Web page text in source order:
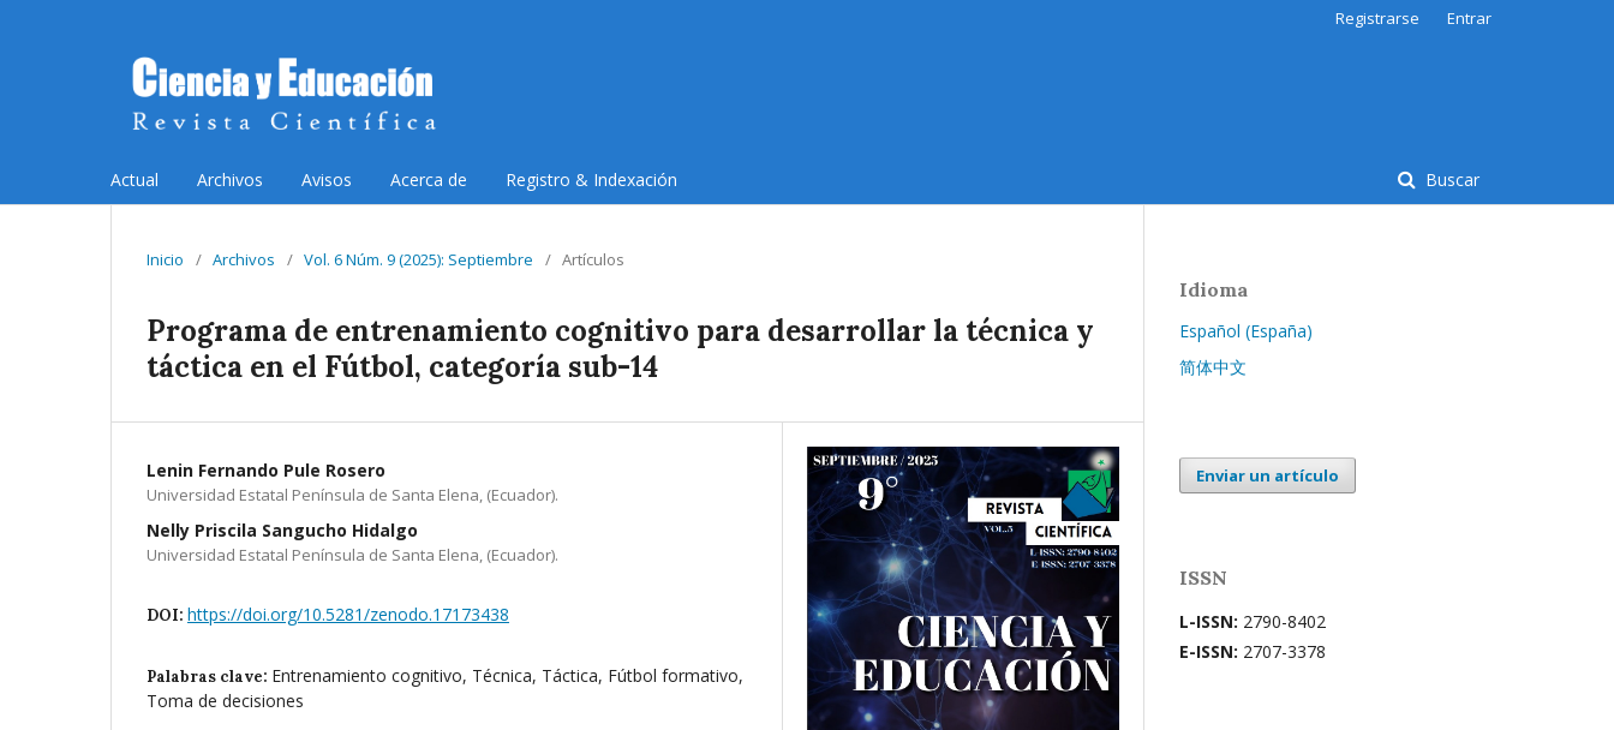
Actual Archivos Avisos Acerca de Registro & Indexación Buscar
Registrarse Entrar
Inicio / Archivos / Vol. 6 Núm. 9 (2025): Septiembre / Artículos
Programa de entrenamiento cognitivo para desarrollar la técnica y
táctica en el Fútbol, categoría sub-14
Lenin Fernando Pule Rosero
Universidad Estatal Península de Santa Elena, (Ecuador).
Nelly Priscila Sangucho Hidalgo
Universidad Estatal Península de Santa Elena, (Ecuador).
DOI: https://doi.org/10.5281/zenodo.17173438
Palabras clave: Entrenamiento cognitivo, Técnica, Táctica, Fútbol formativo,
Toma de decisiones
Idioma
Español (España)
简体中文
Enviar un artículo
ISSN
L-ISSN: 2790-8402
E-ISSN: 2707-3378